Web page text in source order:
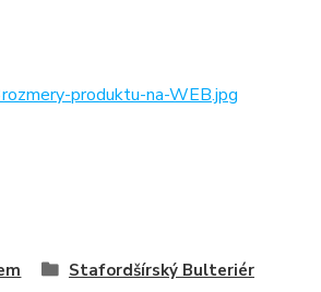
produktu-na-WEB.jpg
Stafordšírský Bulteriér